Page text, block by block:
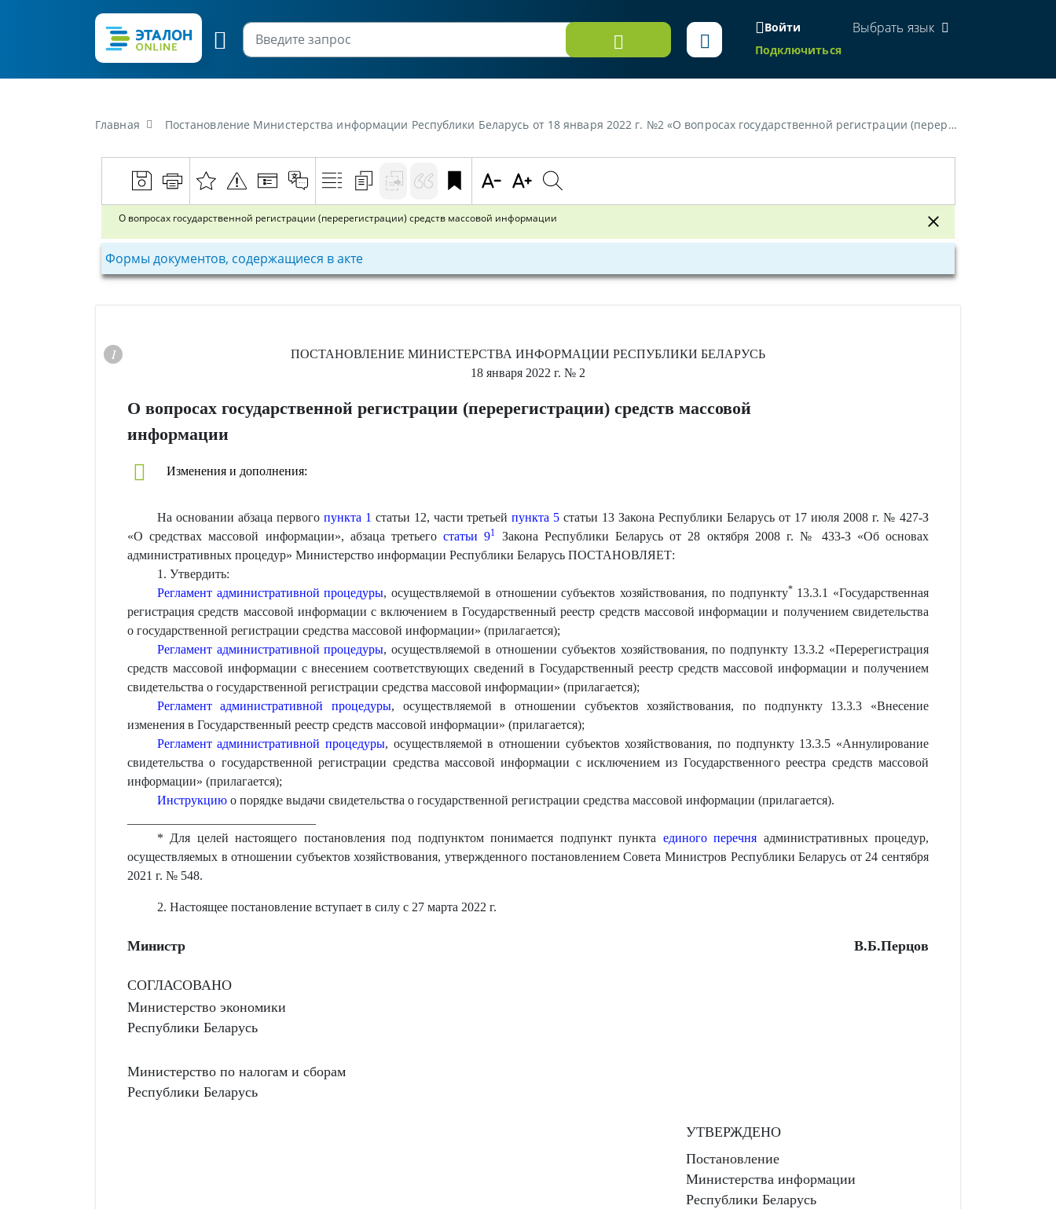
Войти
Подключиться
Выбрать язык
Главная Постановление Министерства информации Республики Беларусь от 18 января 2022 г. №2 «О вопросах государственной регистрации (перерегистрации) средств массовой информации»
О вопросах государственной регистрации (перерегистрации) средств массовой информации
Формы документов, содержащиеся в акте
ПОСТАНОВЛЕНИЕ МИНИСТЕРСТВА ИНФОРМАЦИИ РЕСПУБЛИКИ БЕЛАРУСЬ
18 января 2022 г. № 2
О вопросах государственной регистрации (перерегистрации) средств массовой
информации
Изменения и дополнения:
На основании абзаца первого пункта 1 статьи 12, части третьейпункта 5 статьи 13 Закона Республики Беларусь от 17 июля 2008 г. № 427-З
«О средствах массовой информации», абзаца третьегостатьи 91
Закона Республики Беларусь от 28 октября 2008 г. № 433-З «Об основах
административных процедур» Министерство информации Республики Беларусь ПОСТАНОВЛЯЕТ:
1. Утвердить:
Регламент административной процедуры, осуществляемой в отношении субъектов хозяйствования, по подпункту*13.3.1 «Государственная
регистрация средств массовой информации с включением в Государственный реестр средств массовой информации и получением свидетельства
о государственной регистрации средства массовой информации» (прилагается);
Регламент административной процедуры, осуществляемой в отношении субъектов хозяйствования, по подпункту 13.3.2 «Перерегистрация
средств массовой информации с внесением соответствующих сведений в Государственный реестр средств массовой информации и получением
свидетельства о государственной регистрации средства массовой информации» (прилагается);
Регламент административной процедуры, осуществляемой в отношении субъектов хозяйствования, по подпункту 13.3.3 «Внесение
изменения в Государственный реестр средств массовой информации» (прилагается);
Регламент административной процедуры, осуществляемой в отношении субъектов хозяйствования, по подпункту 13.3.5 «Аннулирование
свидетельства о государственной регистрации средства массовой информации с исключением из Государственного реестра средств массовой
информации» (прилагается);
Инструкциюо порядке выдачи свидетельства о государственной регистрации средства массовой информации (прилагается).
* Для целей настоящего постановления под подпунктом понимается подпункт пункта единого перечня административных процедур,
осуществляемых в отношении субъектов хозяйствования, утвержденного постановлением Совета Министров Республики Беларусь от 24 сентября
2021 г. № 548.
2. Настоящее постановление вступает в силу с 27 марта 2022 г.
Министр В.Б.Перцов
СОГЛАСОВАНО
Министерство экономики
Республики Беларусь
Министерство по налогам и сборам
Республики Беларусь
УТВЕРЖДЕНО
Постановление
Министерства информации
Республики Беларусь